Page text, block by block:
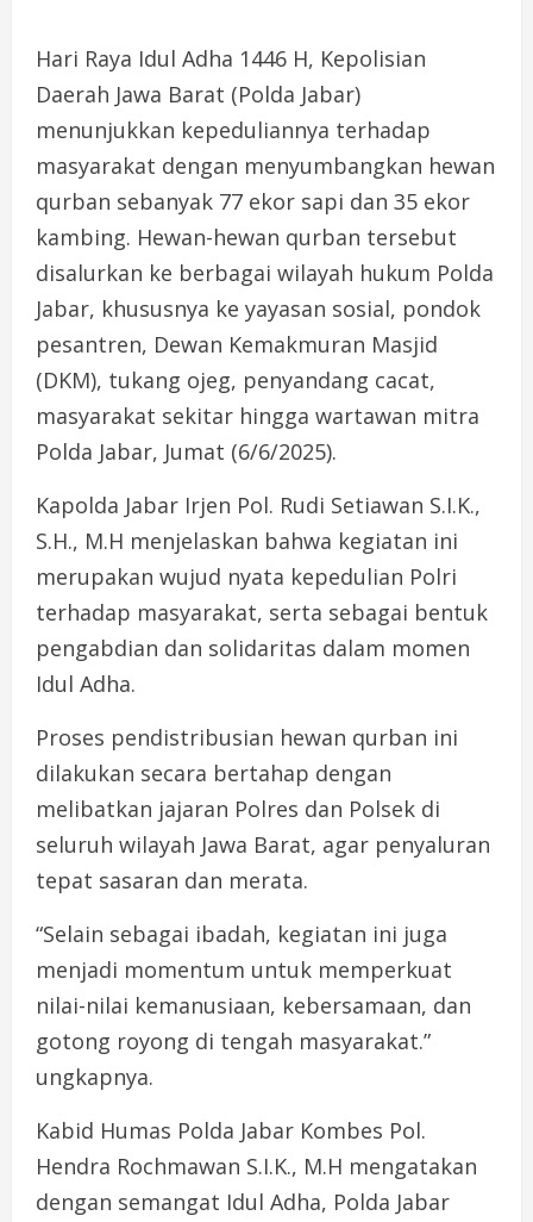
Hari Raya Idul Adha 1446 H, Kepolisian
Daerah Jawa Barat (Polda Jabar)
menunjukkan kepeduliannya terhadap
masyarakat dengan menyumbangkan hewan
qurban sebanyak 77 ekor sapi dan 35 ekor
kambing. Hewan-hewan qurban tersebut
disalurkan ke berbagai wilayah hukum Polda
Jabar, khususnya ke yayasan sosial, pondok
pesantren, Dewan Kemakmuran Masjid
(DKM), tukang ojeg, penyandang cacat,
masyarakat sekitar hingga wartawan mitra
Polda Jabar, Jumat (6/6/2025).
Kapolda Jabar Irjen Pol. Rudi Setiawan S.I.K.,
S.H., M.H menjelaskan bahwa kegiatan ini
merupakan wujud nyata kepedulian Polri
terhadap masyarakat, serta sebagai bentuk
pengabdian dan solidaritas dalam momen
Idul Adha.
Proses pendistribusian hewan qurban ini
dilakukan secara bertahap dengan
melibatkan jajaran Polres dan Polsek di
seluruh wilayah Jawa Barat, agar penyaluran
tepat sasaran dan merata.
“Selain sebagai ibadah, kegiatan ini juga
menjadi momentum untuk memperkuat
nilai-nilai kemanusiaan, kebersamaan, dan
gotong royong di tengah masyarakat.”
ungkapnya.
Kabid Humas Polda Jabar Kombes Pol.
Hendra Rochmawan S.I.K., M.H mengatakan
dengan semangat Idul Adha, Polda Jabar